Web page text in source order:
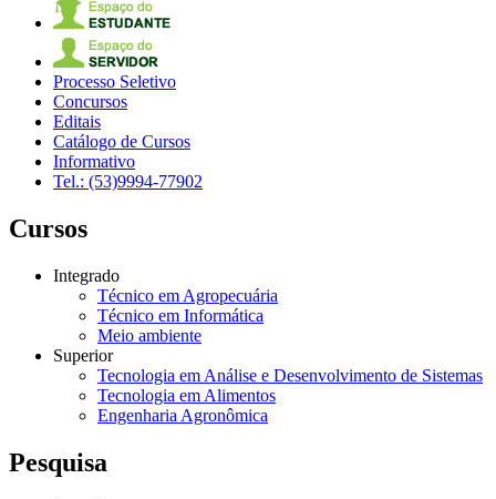
Processo Seletivo
Concursos
Editais
Catálogo de Cursos
Informativo
Tel.: (53)9994-77902
Cursos
Integrado
Técnico em Agropecuária
Técnico em Informática
Meio ambiente
Superior
Tecnologia em Análise e Desenvolvimento de Sistemas
Tecnologia em Alimentos
Engenharia Agronômica
Pesquisa